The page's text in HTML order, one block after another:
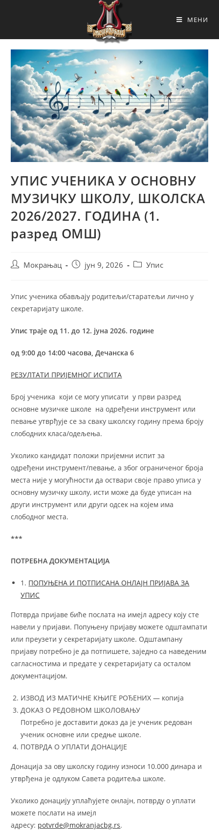
МЕНИ
УПИС УЧЕНИКА У ОСНОВНУ
МУЗИЧКУ ШКОЛУ, ШКОЛСКА
2026/2027. ГОДИНА (1.
разред ОМШ)
Мокрањац јун 9, 2026 Упис
Упис ученика обављају родитељи/старатељи лично у
секретаријату школе.
Упис траје од 11. до 12. јуна 2026. године
од 9:00 до 14:00 часова, Дечанска 6
РЕЗУЛТАТИ ПРИЈЕМНОГ ИСПИТА
Број ученика који се могу уписати у први разред
основне музичке школе на одређени инструмент или
певање утврђује се за сваку школску годину према броју
слободних класа/одељења.
Уколико кандидат положи пријемни испит за
одређени инструмент/певање, а због ограниченог броја
места није у могућности да оствари своје право уписа у
основну музичку школу, исти може да буде уписан на
други инструмент или други одсек на којем има
слободног места.
***
ПОТРЕБНАДОКУМЕНТАЦИЈА
1. ПОПУЊЕНА И ПОТПИСАНА ОНЛАЈН ПРИЈАВА ЗА
УПИС
Потврда пријаве биће послата на имејл адресу коју сте
навели у пријави. Попуњену пријаву можете одштампати
или преузети у секретаријату школе. Одштампану
пријаву потребно је да потпишете, заједно са наведеним
сагласностима и предате у секретаријату са осталом
документацијом.
ИЗВОД ИЗ МАТИЧНЕ КЊИГЕ РОЂЕНИХ — копија
ДОКАЗ О РЕДОВНОМ ШКОЛОВАЊУ
Потребно је доставити доказ да је ученик редован
ученик основне или средње школе.
ПОТВРДА О УПЛАТИ ДОНАЦИЈЕ
Донација за ову школску годину износи 10.000 динара и
утврђена је одлуком Савета родитеља школе.
Уколико донацију уплаћујете онлајн, потврду о уплати
можете послати на имејл
адресу: potvrde@mokranjacbg.rs.